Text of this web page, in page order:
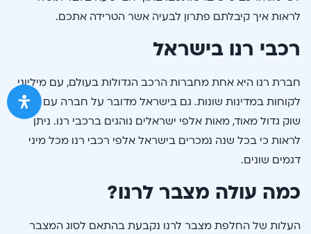
לראות איך קיבלתם פתרון לבעיה אשר הטרידה אתכם.
רכבי רנו בישראל
חברת רנו היא אחת מחברות הרכב הגדולות בעולם, עם מיליוני
לקוחות במדינות שונות. גם בישראל מדובר על חברה עם נתח
שוק גדול מאוד, מאות אלפי ישראלים נוהגים ברכבי רנו. ניתן
לראות כי בכל שנה נמכרים בישראל אלפי רכבי רנו מכל מיני
דגמים שונים.
כמה עולה מצבר לרנו?
העלות של החלפת מצבר לרנו נקבעת בהתאם לסוג המצבר